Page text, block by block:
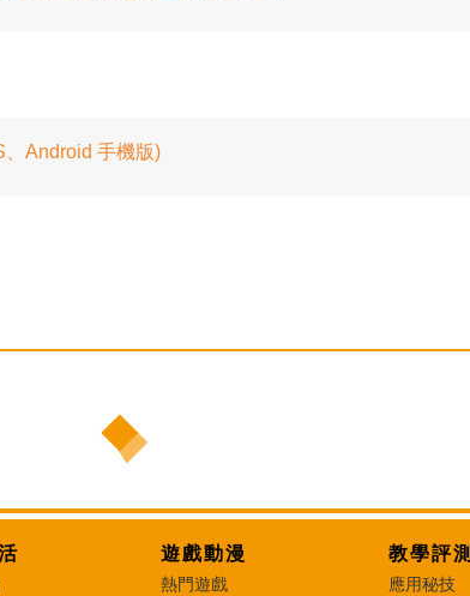
、Android 手機版)
遊戲動漫
熱門遊戲
教學評測
應用秘技